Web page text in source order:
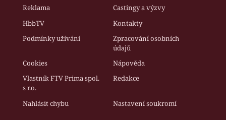
Reklama
Castingy a výzvy
HbbTV
Kontakty
Podmínky užívání
Zpracování osobních
údajů
Cookies
Nápověda
Vlastník FTV Prima spol.
s r.o.
Redakce
Nahlásit chybu Nastavení soukromí